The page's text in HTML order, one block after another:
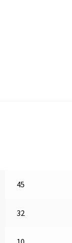
45
32